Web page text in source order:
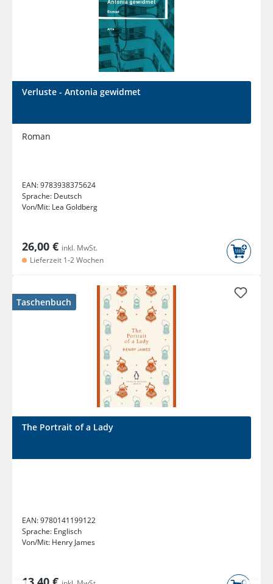
Verluste - Antonia gewidmet
Roman
EAN:9783938375624
Sprache: Deutsch
Von/Mit: Lea Goldberg
26,00 € inkl. MwSt.
Lieferzeit 1-2 Wochen
Taschenbuch
The Portrait of a Lady
EAN:9780141199122
Sprache: Englisch
Von/Mit: Henry James